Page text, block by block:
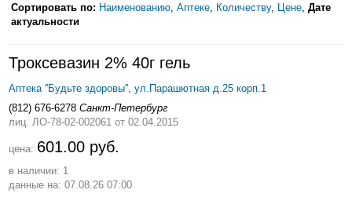
Сортировать по: Наименованию Аптеке Количеству, Цене Дате
актуальности
Троксевазин 2% 40г гель
Аптека ''Будьте здоровы'', ул.Парашютная д.25 корп.1
(812) 676-6278 Санкт-Петербург
лиц. ЛО-78-02-002061 от 02.04.2015
цена: 601.00 руб.
в наличии: 1
данные на: 07.08.26 07:00